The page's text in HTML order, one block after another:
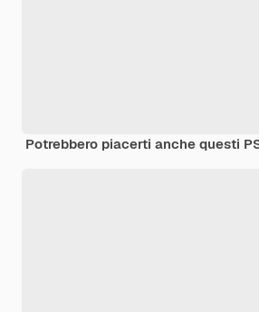
Potrebbero piacerti anche questi